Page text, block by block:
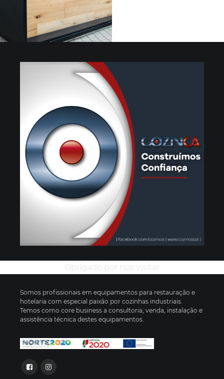
Somos profissionais em equipamentos para restauração e
hotelaria com especial paixão por cozinhas industriais.
Temos como core business a consultoria, venda, instalação e
assistência técnica destes equipamentos.